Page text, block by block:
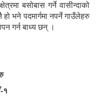
बसोबास गर्ने वासीन्दाको
भने पदमार्गमा नपर्ने गाउँलेहरु
गर्न बाध्य छन् ।
१